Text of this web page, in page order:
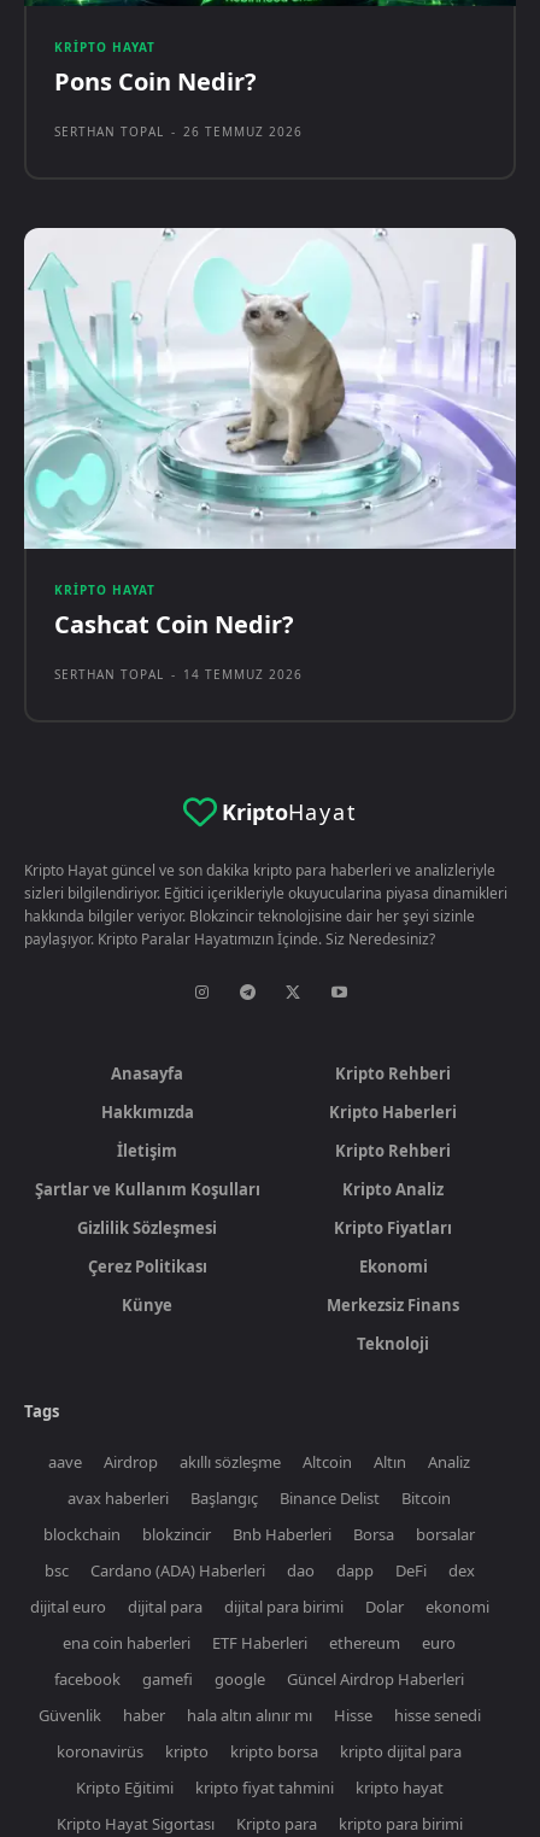
KRIPTO HAYAT
Pons Coin Nedir?
SERTHAN TOPAL - 26 TEMMUZ 2026
KRIPTO HAYAT
Cashcat Coin Nedir?
SERTHAN TOPAL - 14 TEMMUZ 2026
KriptoHayat
Kripto Hayat güncel ve son dakika kripto para haberleri ve analizleriyle
sizleri bilgilendiriyor. Eğitici içerikleriyle okuyucularina piyasa dinamikleri
hakkında bilgiler veriyor. Blokzincir teknolojisine dair her şeyi sizinle
paylaşıyor. Kripto Paralar Hayatımızın İçinde. Siz Neredesiniz?
Anasayfa
Hakkımızda
İletişim
Şartlar ve Kullanım Koşulları
Gizlilik Sözleşmesi
Çerez Politikası
Künye
Kripto Rehberi
Kripto Haberleri
Kripto Rehberi
Kripto Analiz
Kripto Fiyatları
Ekonomi
Merkezsiz Finans
Teknoloji
Tags
aave Airdrop akıllı sözleşme Altcoin Altın
Analiz
avax haberleri
Başlangıç Binance Delist
Bitcoin
blockchain
blokzincir Bnb Haberleri Borsa
borsalar
bsc
Cardano (ADA) Haberleri dao dapp DeFi
dex
dijital euro
dijital para dijital para birimi Dolar
ekonomi
ena coin haberleri
ETF Haberleri ethereum
euro
facebook
gamefi google
Güncel Airdrop Haberleri
Güvenlik
haber hala altın alınır mı Hisse
hisse senedi
koronavirüs
kripto kripto borsa
kripto dijital para
Kripto Eğitimi
kripto fiyat tahmini
kripto hayat
Kripto Hayat Sigortası
Kripto para kripto para birimi